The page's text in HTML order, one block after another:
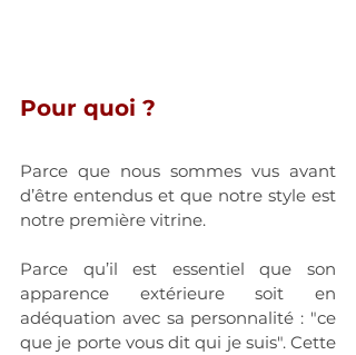
Pour quoi ?
Parce que nous sommes vus avant
d’être entendus et que notre style est
notre première vitrine.
​Parce qu’il est essentiel que son
apparence extérieure soit en
adéquation avec sa personnalité : "ce
que je porte vous dit qui je suis". Cette